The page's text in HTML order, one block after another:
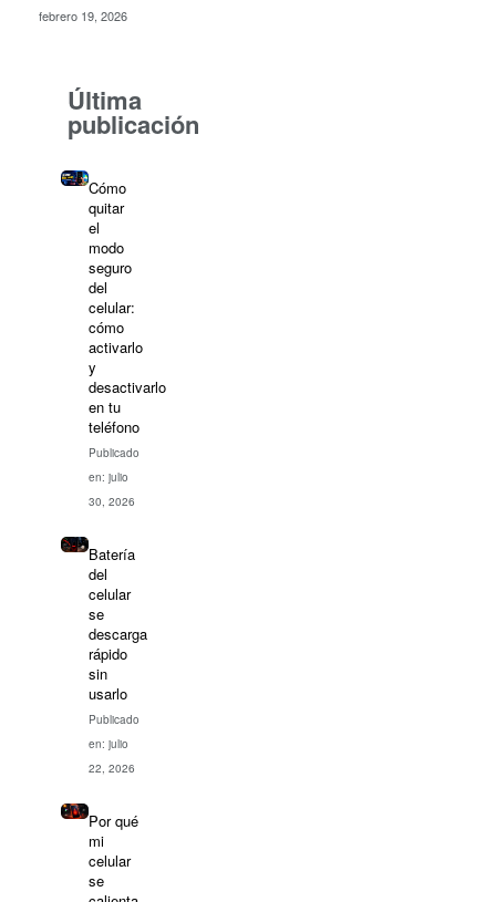
febrero 19, 2026
Última
publicación
Cómo
quitar
el
modo
seguro
del
celular:
cómo
activarlo
y
desactivarlo
en tu
teléfono
Publicado
en: julio
30, 2026
Batería
del
celular
se
descarga
rápido
sin
usarlo
Publicado
en: julio
22, 2026
Por qué
mi
celular
se